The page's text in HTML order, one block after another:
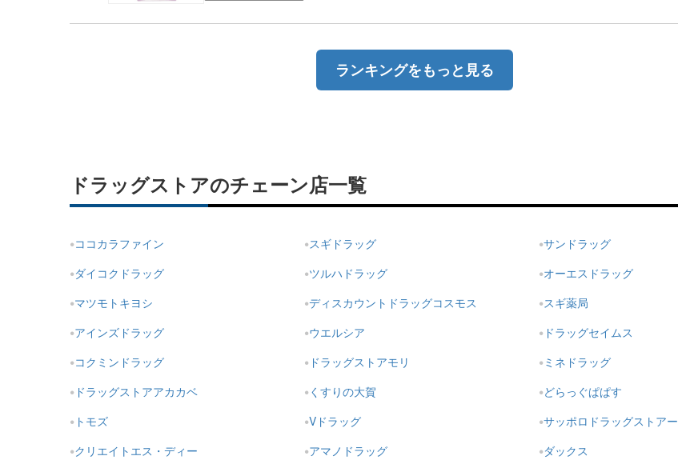
ランキングをもっと見る
ドラッグストアのチェーン店一覧
ココカラファイン スギドラッグ
サンドラッグ
ダイコクドラッグ
ツルハドラッグ
オーエスドラッグ
マツモトキヨシ
ディスカウントドラッグコスモス
スギ薬局
アインズドラッグ
ウエルシア
ドラッグセイムス
コクミンドラッグ
ドラッグストアモリ
ミネドラッグ
ドラッグストアアカカベ
くすりの大賀
どらっぐぱぱす
トモズ
Vドラッグ
サッポロドラッグストアー
クリエイトエス・ディー
アマノドラッグ
ダックス